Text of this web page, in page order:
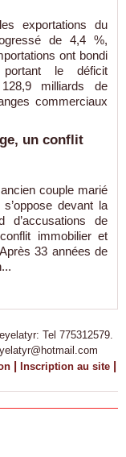
exportations du
de 4,4 %,
ont bondi
le déficit
milliards de
commerciaux
un conflit
couple marié
devant la
d’accusations de
immobilier et
33 années de
Tel 775312579.
| Inscription au site |